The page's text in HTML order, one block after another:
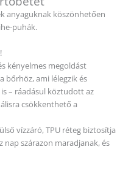
anyaguknak köszönhetően
puhák.
kényelmes megoldást
bőrhöz, ami lélegzik és
– ráadásul köztudott az
csökkenthető a
vízzáró, TPU réteg biztosítja
nap szárazon maradjanak, és